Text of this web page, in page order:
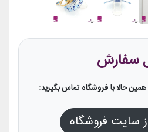
سفارش
حالا با فروشگاه تماس بگیرید:
سایت فروشگاه